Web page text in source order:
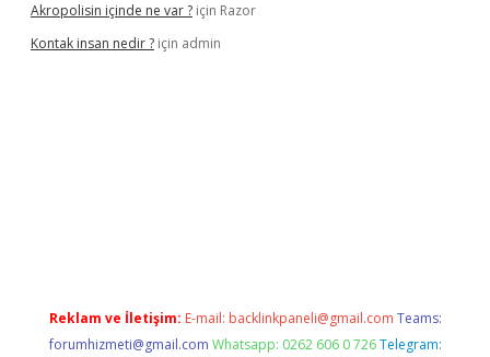
Akropolisin içinde ne var ? için Razor
Kontak insan nedir ? için admin
Reklam ve İletişim: E-mail: backlinkpaneli@gmail.com Teams:
forumhizmeti@gmail.com Whatsapp: 0262 606 0 726 Telegram: